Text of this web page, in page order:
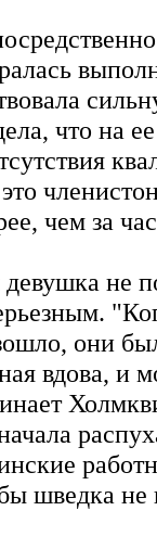
что на
чем за
не
они
вдова, и
шведка не